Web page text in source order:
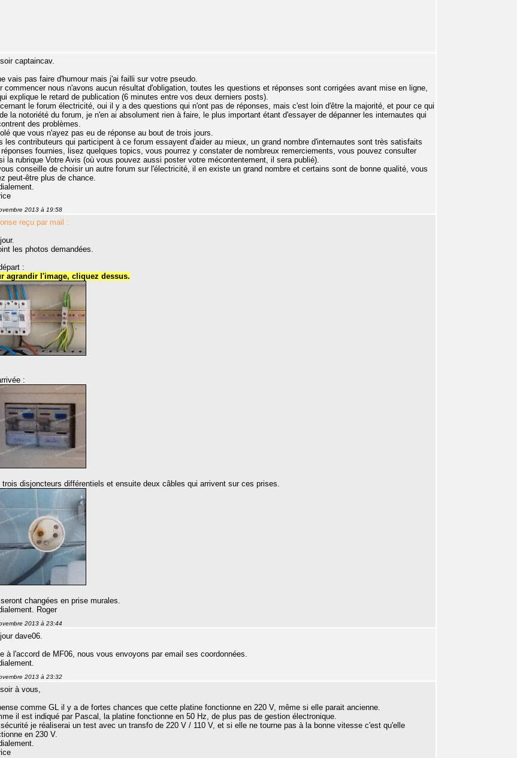
captaincav.
vais pas faire d'humour mais j'ai failli sur votre pseudo.
commencer nous n'avons aucun résultat d'obligation, toutes les questions et réponses sont corrigées avant mise en ligne,
explique le retard de publication (6 minutes entre vos deux derniers posts).
le forum électricité, oui il y a des questions qui n'ont pas de réponses, mais c'est loin d'être la majorité, et pour ce qui
la notoriété du forum, je n'en ai absolument rien à faire, le plus important étant d'essayer de dépanner les internautes qui
des problèmes.
que vous n'ayez pas eu de réponse au bout de trois jours.
les contributeurs qui participent à ce forum essayent d'aider au mieux, un grand nombre d'internautes sont très satisfaits
fournies, lisez quelques topics, vous pourrez y constater de nombreux remerciements, vous pouvez consulter
la rubrique Votre Avis (où vous pouvez aussi poster votre mécontentement, il sera publié).
conseille de choisir un autre forum sur l'électricité, il en existe un grand nombre et certains sont de bonne qualité, vous
peut-être plus de chance.
2013 à 19:58
reçu par mail :
les photos demandées.
:
agrandir l'image, cliquez dessus.
:
trois disjoncteurs différentiels et ensuite deux câbles qui arrivent sur ces prises.
changées en prise murales.
Roger
2013 à 23:44
dave06.
à l'accord de MF06, nous vous envoyons par email ses coordonnées.
2013 à 23:32
à vous,
comme GL il y a de fortes chances que cette platine fonctionne en 220 V, même si elle parait ancienne.
il est indiqué par Pascal, la platine fonctionne en 50 Hz, de plus pas de gestion électronique.
sécurité je réaliserai un test avec un transfo de 220 V / 110 V, et si elle ne tourne pas à la bonne vitesse c'est qu'elle
en 230 V.